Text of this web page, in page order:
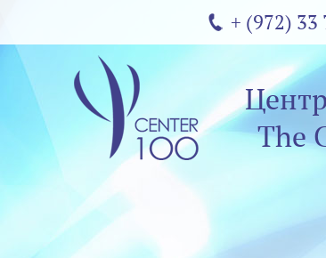
+ (972) 33
The